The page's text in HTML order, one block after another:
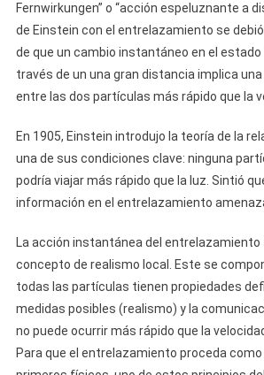
Fernwirkungen” o “acción espeluznante a
de Einstein con el entrelazamiento se
de que un cambio instantáneo en el estado
través de un una gran distancia implica una
entre las dos partículas más rápido que la
En 1905, Einstein introdujo la teoría de la
una de sus condiciones clave: ninguna
podría viajar más rápido que la luz. Sintió
información en el entrelazamiento
La acción instantánea del entrelazamiento
concepto de realismo local. Este se
todas las partículas tienen propiedades
medidas posibles (realismo) y la
no puede ocurrir más rápido que la
Para que el entrelazamiento proceda como